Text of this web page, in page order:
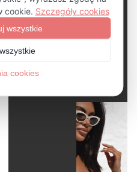
5.0
71,60 zł